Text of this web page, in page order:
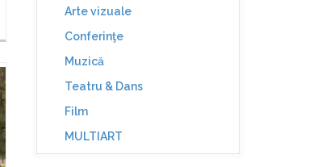
Arte vizuale
Conferinţe
Muzică
Teatru & Dans
Film
MULTIART